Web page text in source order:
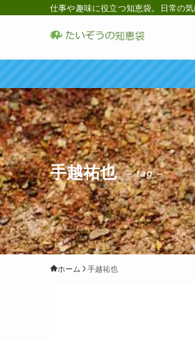
仕事や趣味に役立つ知恵袋。日常の
手越祐也 – tag –
ホーム 手越祐也